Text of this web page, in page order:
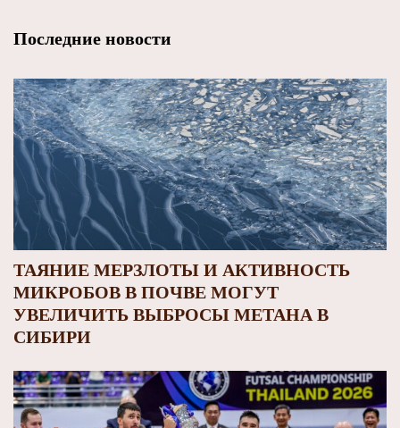
Последние новости
ТАЯНИЕ МЕРЗЛОТЫ И АКТИВНОСТЬ
МИКРОБОВ В ПОЧВЕ МОГУТ
УВЕЛИЧИТЬ ВЫБРОСЫ МЕТАНА В
СИБИРИ